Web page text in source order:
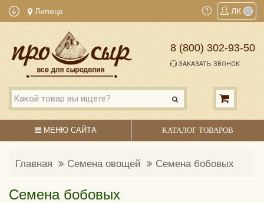
Липецк ЛК
8 (800) 302-93-50
ЗАКАЗАТЬ ЗВОНОК
МЕНЮ САЙТА КАТАЛОГ ТОВАРОВ
Главная Семена овощей Семена бобовых
Семена бобовых